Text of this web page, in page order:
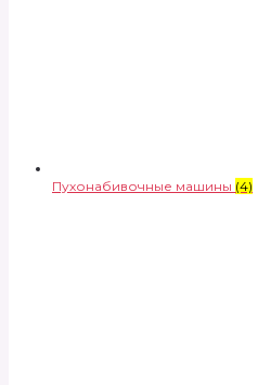
Пухонабивочные машины (4)